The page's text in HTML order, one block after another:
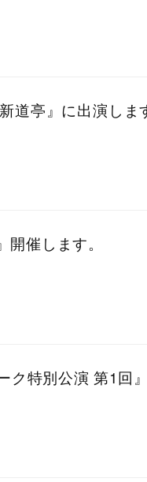
道亭』に出演しま
催します。
ク特別公演 第1回